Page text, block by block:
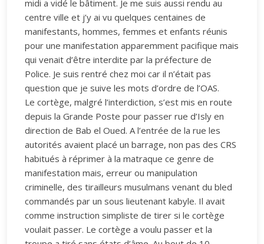
midi a vidé le bâtiment. Je me suis aussi rendu au
centre ville et j’y ai vu quelques centaines de
manifestants, hommes, femmes et enfants réunis
pour une manifestation apparemment pacifique mais
qui venait d’être interdite par la préfecture de
Police. Je suis rentré chez moi car il n’était pas
question que je suive les mots d’ordre de l’OAS.
Le cortège, malgré l’interdiction, s’est mis en route
depuis la Grande Poste pour passer rue d’Isly en
direction de Bab el Oued. A l’entrée de la rue les
autorités avaient placé un barrage, non pas des CRS
habitués à réprimer à la matraque ce genre de
manifestation mais, erreur ou manipulation
criminelle, des tirailleurs musulmans venant du bled
commandés par un sous lieutenant kabyle. Il avait
comme instruction simpliste de tirer si le cortège
voulait passer. Le cortège a voulu passer et la